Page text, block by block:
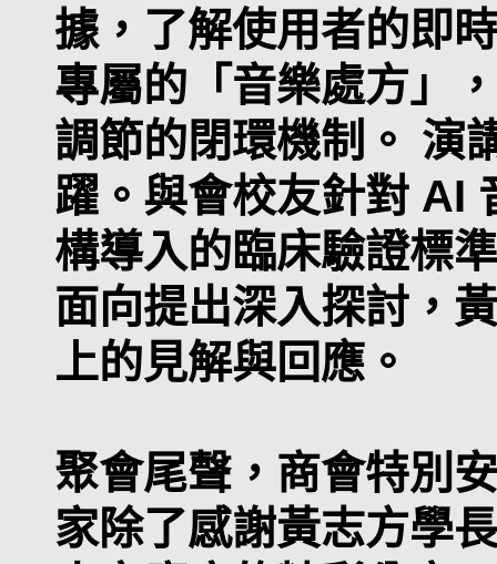
據，了解使用者的即
專屬的「音樂處方」
調節的閉環機制。 演
躍。與會校友針對 AI
構導入的臨床驗證標
面向提出深入探討，
上的見解與回應。
聚會尾聲，商會特別
家除了感謝黃志方學